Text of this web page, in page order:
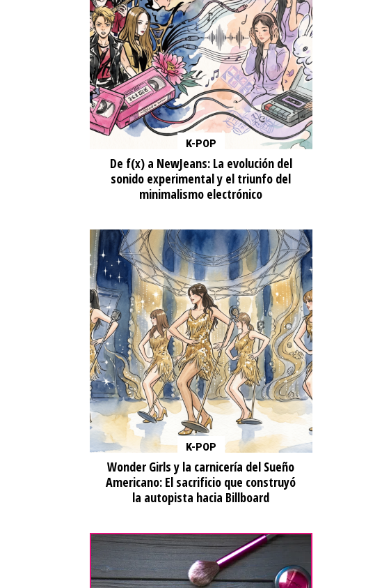
K-POP
De f(x) a NewJeans: La evolución del
sonido experimental y el triunfo del
minimalismo electrónico
K-POP
Wonder Girls y la carnicería del Sueño
Americano: El sacrificio que construyó
la autopista hacia Billboard